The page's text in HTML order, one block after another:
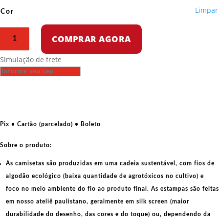
Cor Limpar
Lula,
vou
triplex
COMPRAR AGORA
Simulação de frete
Pix • Cartão (parcelado) • Boleto
Sobre o produto:
As camisetas são produzidas em uma cadeia sustentável, com fios de
algodão ecológico (baixa quantidade de agrotóxicos no cultivo) e
foco no meio ambiente do fio ao produto final. As estampas são feitas
em nosso ateliê paulistano, geralmente em silk screen (maior
durabilidade do desenho, das cores e do toque) ou, dependendo da